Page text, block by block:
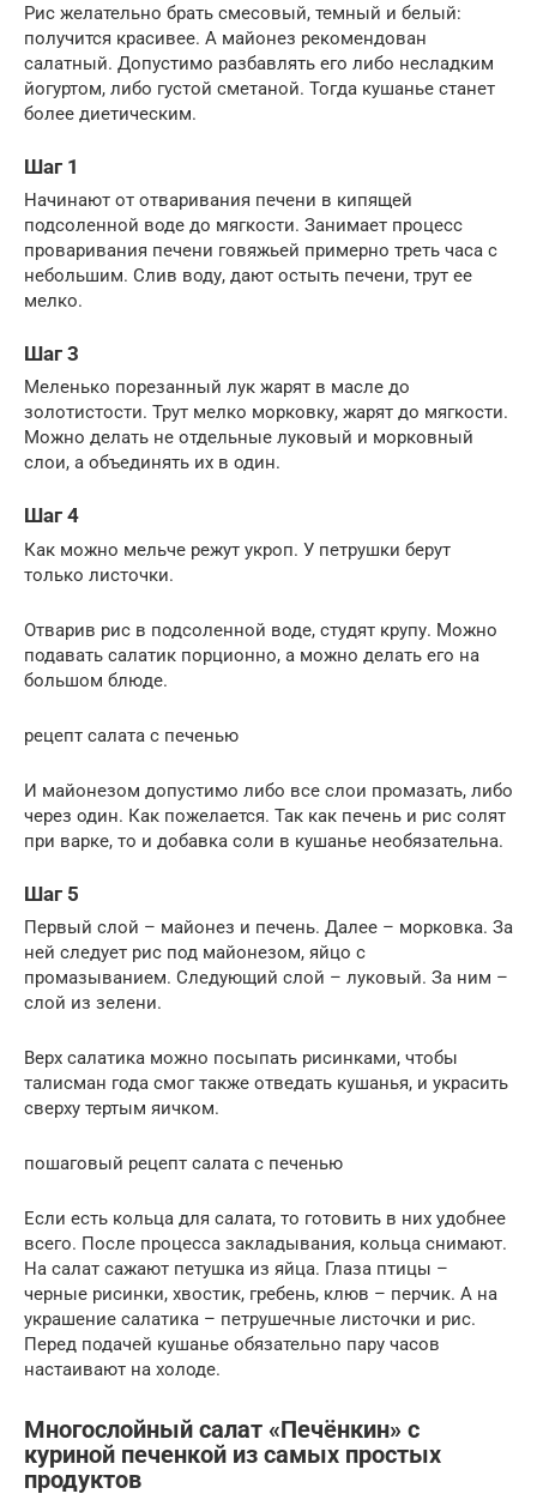
Рис желательно брать смесовый, темный и белый:
получится красивее. А майонез рекомендован
салатный. Допустимо разбавлять его либо несладким
йогуртом, либо густой сметаной. Тогда кушанье станет
более диетическим.
Шаг 1
Начинают от отваривания печени в кипящей
подсоленной воде до мягкости. Занимает процесс
проваривания печени говяжьей примерно треть часа с
небольшим. Слив воду, дают остыть печени, трут ее
мелко.
Шаг 3
Меленько порезанный лук жарят в масле до
золотистости. Трут мелко морковку, жарят до мягкости.
Можно делать не отдельные луковый и морковный
слои, а объединять их в один.
Шаг 4
Как можно мельче режут укроп. У петрушки берут
только листочки.
Отварив рис в подсоленной воде, студят крупу. Можно
подавать салатик порционно, а можно делать его на
большом блюде.
рецепт салата с печенью
И майонезом допустимо либо все слои промазать, либо
через один. Как пожелается. Так как печень и рис солят
при варке, то и добавка соли в кушанье необязательна.
Шаг 5
Первый слой – майонез и печень. Далее – морковка. За
ней следует рис под майонезом, яйцо с
промазыванием. Следующий слой – луковый. За ним –
слой из зелени.
Верх салатика можно посыпать рисинками, чтобы
талисман года смог также отведать кушанья, и украсить
сверху тертым яичком.
пошаговый рецепт салата с печенью
Если есть кольца для салата, то готовить в них удобнее
всего. После процесса закладывания, кольца снимают.
На салат сажают петушка из яйца. Глаза птицы –
черные рисинки, хвостик, гребень, клюв – перчик. А на
украшение салатика – петрушечные листочки и рис.
Перед подачей кушанье обязательно пару часов
настаивают на холоде.
Многослойный салат «Печёнкин» с
куриной печенкой из самых простых
продуктов